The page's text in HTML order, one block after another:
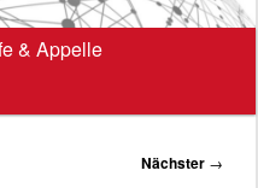
& Appelle
Nächster →